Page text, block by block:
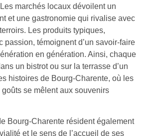
marchés locaux dévoilent un
et une gastronomie qui rivalise avec
Les produits typiques,
passion, témoignent d’un savoir-faire
en génération. Ainsi, chaque
un bistrot ou sur la terrasse d’un
histoires de Bourg-Charente, où les
se mêlent aux souvenirs
Bourg-Charente résident également
et le sens de l’accueil de ses